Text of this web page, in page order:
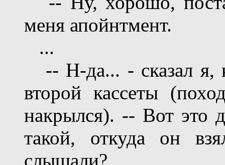
меня апойнтмент.
...
-- Н-да... - сказал я,
второй кассеты
накрылся). -- Вот это
такой, откуда он
слышали?